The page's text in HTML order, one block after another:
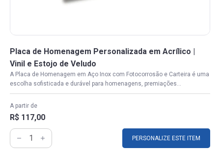
Placa de Homenagem Personalizada em Acrílico |
Vinil e Estojo de Veludo
A Placa de Homenagem em Aço Inox com Fotocorrosão e Carteira é uma
escolha sofisticada e durável para homenagens, premiações...
A partir de
R$ 117,00
PERSONALIZE ESTE ITEM